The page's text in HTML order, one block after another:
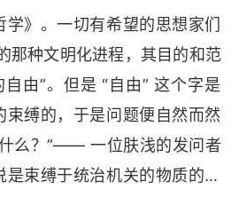
落
第二次普尼克战争
》。一切有希望的思想家们
那种文明化进程，其目的和范
由”。但是 “自由” 这个字是
束缚的，于是问题便自然而然
么？”—— 一位肤浅的发问者
束缚于统治机关的物质的权
。一切有希望的思想家们从